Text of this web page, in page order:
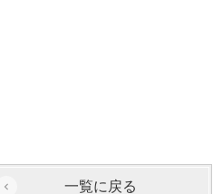
一覧に戻る